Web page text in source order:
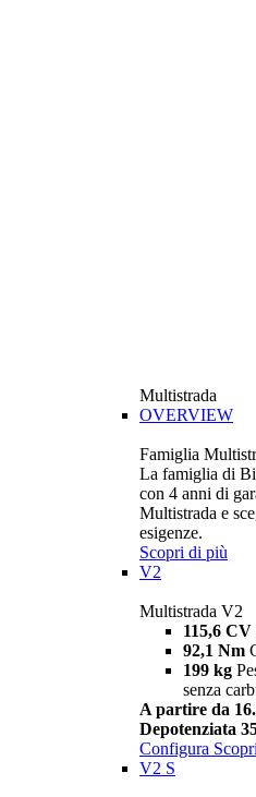
Multistrada
OVERVIEW
Famiglia
La famiglia di
con 4 anni di
Multistrada e
esigenze.
Scopri di più
V2
Multistrada V2
115,6 CV
92,1 Nm
199 kg
senza
A partire da
Depotenziata
Configura
V2 S